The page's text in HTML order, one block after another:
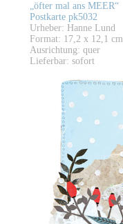
„öfter mal ans MEER“
Postkarte pk5032
Urheber: Hanne Lund
Format: 17,2 x 12,1 cm
Ausrichtung: quer
Lieferbar: sofort